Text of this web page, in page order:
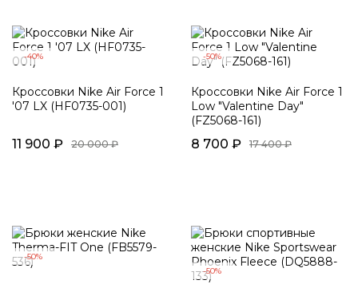
-40%
Кроссовки Nike Air Force 1
'07 LX (HF0735-001)
11 900 ₽ 20 000 ₽
-50%
Кроссовки Nike Air Force 1
Low "Valentine Day"
(FZ5068-161)
8 700 ₽ 17 400 ₽
-50%
-50%